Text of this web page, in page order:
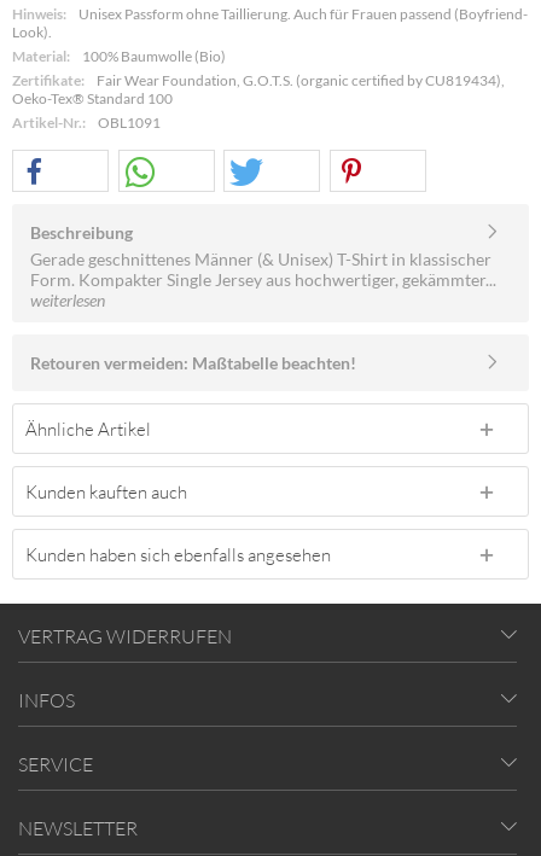
Hinweis:
Unisex Passform ohne Taillierung. Auch für Frauen passend (Boyfriend-
Look).
Material:
100% Baumwolle (Bio)
Zertifikate:
Fair Wear Foundation, G.O.T.S. (organic certified by CU819434),
Oeko-Tex® Standard 100
Artikel-Nr.:
OBL1091
Beschreibung
Gerade geschnittenes Männer (& Unisex) T-Shirt in klassischer
Form. Kompakter Single Jersey aus hochwertiger, gekämmter...
weiterlesen
Retouren vermeiden: Maßtabelle beachten!
Ähnliche Artikel
Kunden kauften auch
Kunden haben sich ebenfalls angesehen
VERTRAG WIDERRUFEN
INFOS
SERVICE
NEWSLETTER